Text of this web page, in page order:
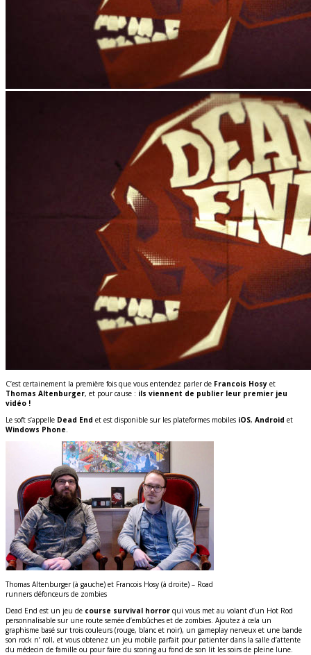
C’est certainement la première fois que vous entendez parler de Francois Hosy et
Thomas Altenburger, et pour cause : ils viennent de publier leur premier jeu
vidéo !
Le soft s’appelle Dead End et est disponible sur les plateformes mobiles iOS, Android et
Windows Phone.
Thomas Altenburger (à gauche) et Francois Hosy (à droite) – Road
runners défonceurs de zombies
Dead End est un jeu de course survival horror qui vous met au volant d’un Hot Rod
personnalisable sur une route semée d’embûches et de zombies. Ajoutez à cela un
graphisme basé sur trois couleurs (rouge, blanc et noir), un gameplay nerveux et une bande
son rock n’ roll, et vous obtenez un jeu mobile parfait pour patienter dans la salle d’attente
du médecin de famille ou pour faire du scoring au fond de son lit les soirs de pleine lune.